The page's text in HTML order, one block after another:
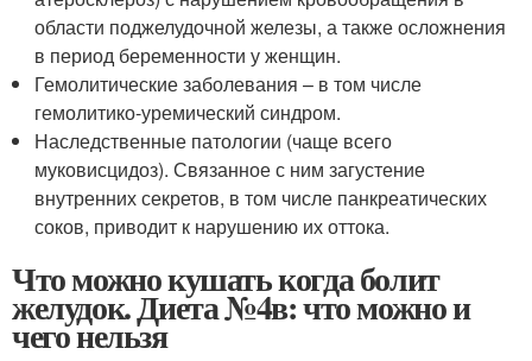
области поджелудочной железы, а также осложнения
в период беременности у женщин.
Гемолитические заболевания – в том числе
гемолитико-уремический синдром.
Наследственные патологии (чаще всего
муковисцидоз). Связанное с ним загустение
внутренних секретов, в том числе панкреатических
соков, приводит к нарушению их оттока.
Что можно кушать когда болит
желудок. Диета №4в: что можно и
чего нельзя